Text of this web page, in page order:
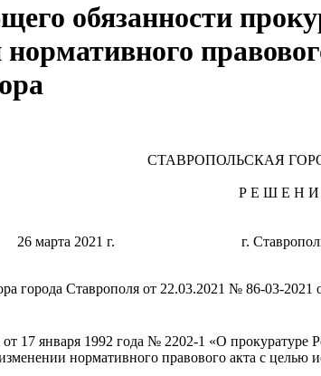
обязанности
нормативного
СТАВРОПОЛЬСКАЯ
Р Е Ш Е Н И
26 марта 2021 г. г.
города Ставрополя от 22.03.2021 № 86-03-
от 17 января 1992 года № 2202-1 «О
нормативного правового акта с